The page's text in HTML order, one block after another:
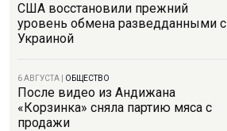
США восстановили прежний
уровень обмена разведданными с
Украиной
6 АВГУСТА ОБЩЕСТВО
После видео из Андижана
«Корзинка» сняла партию мяса с
продажи